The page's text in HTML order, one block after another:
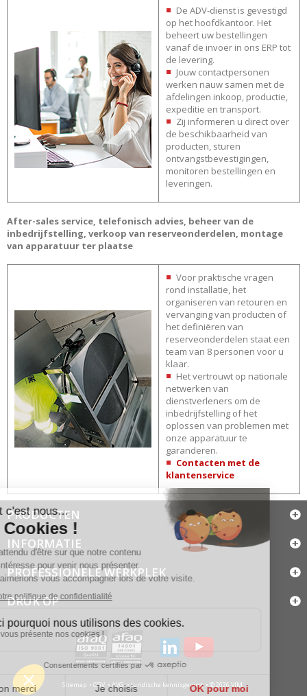
De ADV-dienst is gevestigd
op het hoofdkantoor. Het
beheert uw bestellingen
vanaf de invoer in ons ERP tot
de levering.
Jouw contactpersonen
werken nauw samen met de
afdelingen inkoop, productie,
expeditie en transport.
Zij informeren u direct over
de beschikbaarheid van
producten, sturen
ontvangstbevestigingen,
monitoren bestellingen en
leveringen.
After-sales service, telefonisch advies, beheer van de
inbedrijfstelling, verkoop van reserveonderdelen, montage
van apparatuur ter plaatse
Voor praktische vragen
rond installatie, het
organiseren van retouren en
vervanging van producten of
het definiëren van
reserveonderdelen staat een
team van 8 personen voor u
klaar.
Het vertrouwt op nationale
netwerken van
dienstverleners om de
inbedrijfstelling of het
oplossen van problemen met
onze apparatuur te
garanderen.
Contacten met de
klantenservice
PRODUCTEN
INFORMATIE
PROFESSIONELE WERKPLEK
DRUK OP
Sitemap CGV AVG Juridische kennisgeving © 2026 VIM